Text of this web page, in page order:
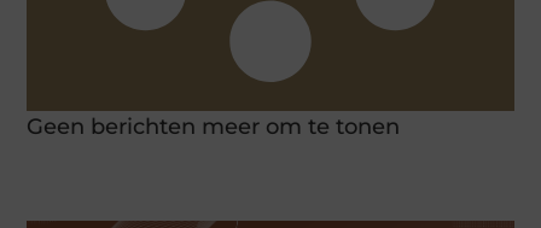
Geen berichten meer om te tonen